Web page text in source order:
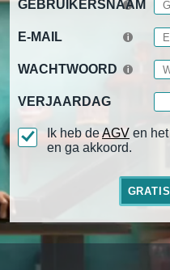
GEBRUIKERSNAAM
E-MAIL
WACHTWOORD
VERJAARDAG
Ik heb deAGV en het
en ga akkoord.